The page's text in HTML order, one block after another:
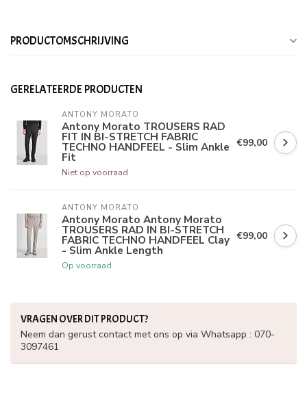
PRODUCTOMSCHRIJVING
GERELATEERDE PRODUCTEN
ANTONY MORATO
Antony Morato TROUSERS RAD
FIT IN BI-STRETCH FABRIC
TECHNO HANDFEEL - Slim Ankle
Fit
Niet op voorraad
€99,00
ANTONY MORATO
Antony Morato Antony Morato
TROUSERS RAD IN BI-STRETCH
FABRIC TECHNO HANDFEEL Clay
- Slim Ankle Length
Op voorraad
€99,00
VRAGEN OVER DIT PRODUCT?
Neem dan gerust contact met ons op via Whatsapp : 070-
3097461